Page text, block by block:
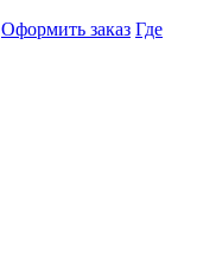
Оформить заказ Где